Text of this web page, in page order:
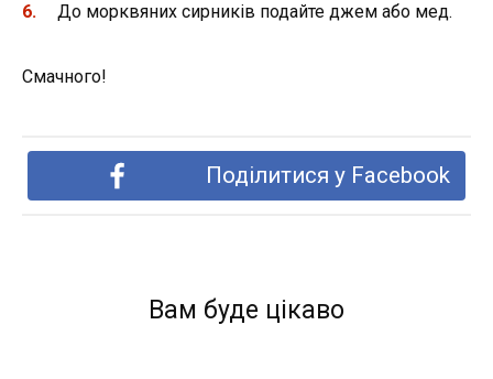
До морквяних сирників подайте джем або мед.
Смачного!
Поділитися у Facebook
Вам буде цікаво